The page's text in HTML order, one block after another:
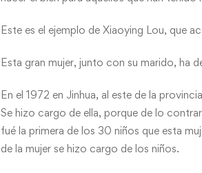
Este es el ejemplo de Xiaoying Lou, que
Esta gran mujer, junto con su marido, ha
En el 1972 en Jinhua, al este de la
Se hizo cargo de ella, porque de lo
fué la primera de los 30 niños que esta
de la mujer se hizo cargo de los niños.